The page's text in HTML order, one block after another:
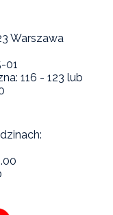
Warszawa
01
116 - 123 lub